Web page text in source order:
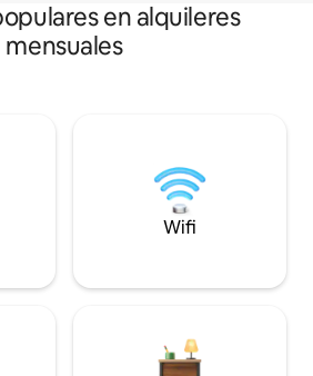
en alquileres
mensuales
Wifi